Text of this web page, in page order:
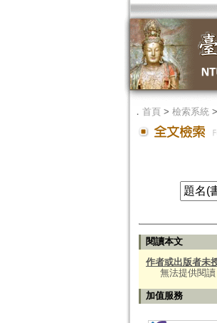
． 首頁> 檢索系統>
閱讀本文
作者或出版者未
無法提供閱讀
加值服務